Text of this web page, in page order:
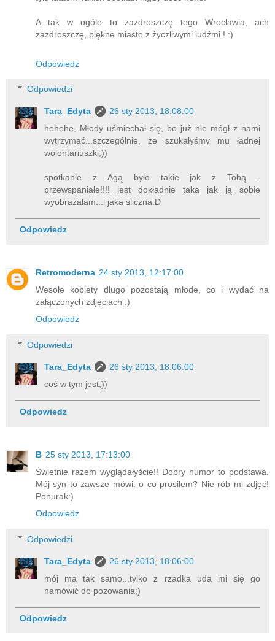
A tak w ogóle to zazdroszczę tego Wrocławia, ach
zazdroszczę, piękne miasto z życzliwymi ludźmi ! :)
Odpowiedz
Odpowiedzi
Tara_Edyta
26 sty 2013, 18:08:00
hehehe, Młody uśmiechał się, bo już nie mógł z nami
wytrzymać...szczególnie, że szukałyśmy mu ładnej
wolontariuszki;))
spotkanie z Agą było takie jak z Tobą -
przewspaniałe!!!! jest dokładnie taka jak ją sobie
wyobrażałam...i jaka śliczna:D
Odpowiedz
Retromoderna 24 sty 2013, 12:17:00
Wesołe kobiety długo pozostają młode, co i wydać na
załączonych zdjęciach :)
Odpowiedz
Odpowiedzi
Tara_Edyta
26 sty 2013, 18:06:00
coś w tym jest;))
Odpowiedz
B 25 sty 2013, 17:13:00
Świetnie razem wyglądałyście!! Dobry humor to podstawa.
Mój syn to zawsze mówi: o co prosiłem? Nie rób mi zdjęć!
Ponurak:)
Odpowiedz
Odpowiedzi
Tara_Edyta
26 sty 2013, 18:06:00
mój ma tak samo...tylko z rzadka uda mi się go
namówić do pozowania;)
Odpowiedz